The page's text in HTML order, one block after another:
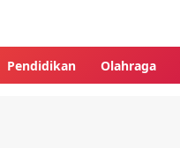
Pendidikan Olahraga